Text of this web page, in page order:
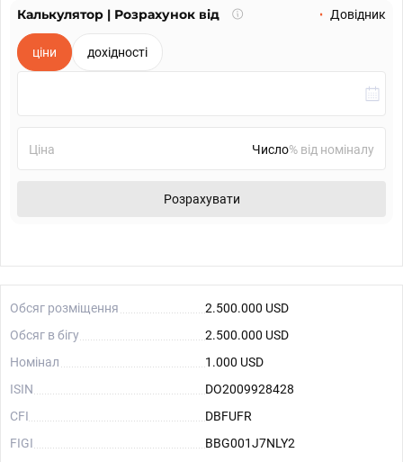
Калькулятор | Розрахунок від
Що
Довідник
ціни дохідності
Ціна % від номіналу
Розрахувати
Обсяг розміщення
2.500.000 USD
Обсяг в бігу
2.500.000 USD
Номінал
1.000 USD
ISIN
DO2009928428
CFI
DBFUFR
FIGI
BBG001J7NLY2